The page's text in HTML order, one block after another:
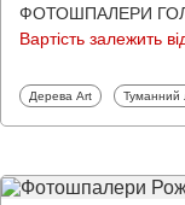
ФОТОШПАЛЕРИ
Вартість залежить
Фотошпалери
Дерева Art Туманний